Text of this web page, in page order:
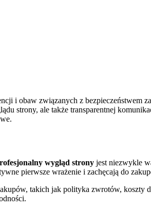
i obaw związanych z bezpieczeństwem
strony, ale także transparentnej
wygląd strony jest niezwykle
pierwsze wrażenie i zachęcają do
takich jak polityka zwrotów, koszty